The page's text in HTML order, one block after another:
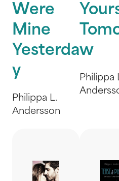
Were
Mine
Yesterda
y
Philippa L.
Andersson
w
Philippa